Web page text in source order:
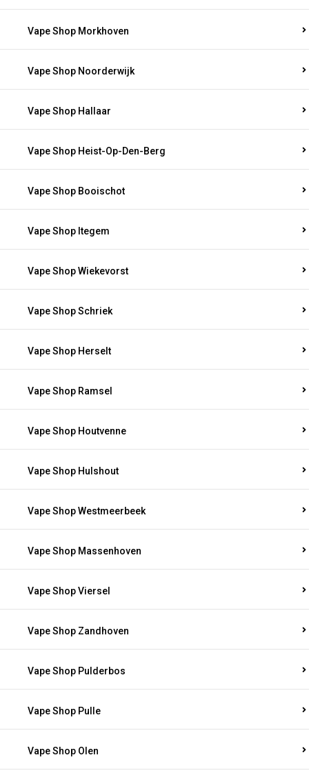
Vape Shop Morkhoven
Vape Shop Noorderwijk
Vape Shop Hallaar
Vape Shop Heist-Op-Den-Berg
Vape Shop Booischot
Vape Shop Itegem
Vape Shop Wiekevorst
Vape Shop Schriek
Vape Shop Herselt
Vape Shop Ramsel
Vape Shop Houtvenne
Vape Shop Hulshout
Vape Shop Westmeerbeek
Vape Shop Massenhoven
Vape Shop Viersel
Vape Shop Zandhoven
Vape Shop Pulderbos
Vape Shop Pulle
Vape Shop Olen